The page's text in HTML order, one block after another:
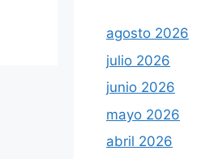
agosto 2026
julio 2026
junio 2026
mayo 2026
abril 2026